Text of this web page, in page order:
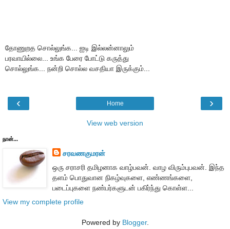
தோணுறத சொல்லுங்க... ஐடி இல்லன்னாலும்
பரவாயில்லை... உங்க பேரை போட்டு கருத்து
சொல்லுங்க... நன்றி சொல்ல வசதியா இருக்கும்...
‹ ›
Home
View web version
நான்...
சரவணகுமரன்
ஒரு சராசரி தமிழனாக வாழ்பவன். வாழ விரும்புபவன். இந்த
தளம் பொதுவான நிகழ்வுகளை, எண்ணங்களை,
படைப்புகளை நண்பர்களுடன் பகிர்ந்து கொள்ள...
View my complete profile
Powered by Blogger.